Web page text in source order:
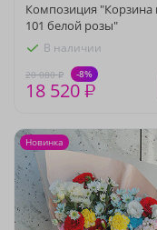
Композиция "Корзина
101 белой розы"
В наличии
20 080 ₽ -8%
18 520 ₽
Новинка